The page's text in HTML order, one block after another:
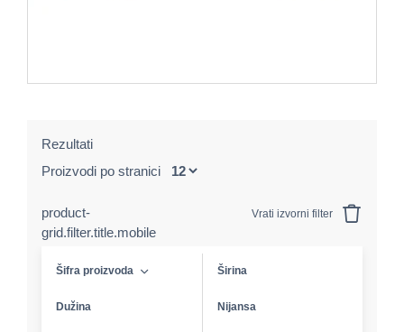
Rezultati
Proizvodi po stranici
product-
grid.filter.title.mobile
Vrati izvorni filter
Šifra proizvoda Širina
Dužina Nijansa